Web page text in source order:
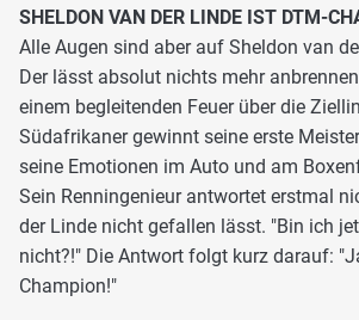
SHELDON VAN DER LINDE IST DTM-
Alle Augen sind aber auf Sheldon van
Der lässt absolut nichts mehr
einem begleitenden Feuer über die
Südafrikaner gewinnt seine erste
seine Emotionen im Auto und am
Sein Renningenieur antwortet erstmal
der Linde nicht gefallen lässt. "Bin ich
nicht?!" Die Antwort folgt kurz darauf:
Champion!"